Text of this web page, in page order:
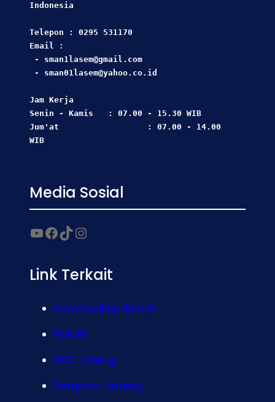
Indonesia
Telepon : 0295 531170
Email :
- sman1lasem@gmail.com
- sman01lasem@yahoo.co.id
Jam Kerja
Senin - Kamis   : 07.00 - 15.30 WIB
Jum'at                  : 07.00 - 14.00
WIB
Media Sosial
Link Terkait
Kemendikbudristek
BKN RI
BKD Jateng
Pemprov Jateng